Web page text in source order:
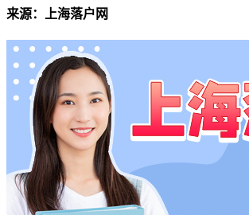
来源：上海落户网